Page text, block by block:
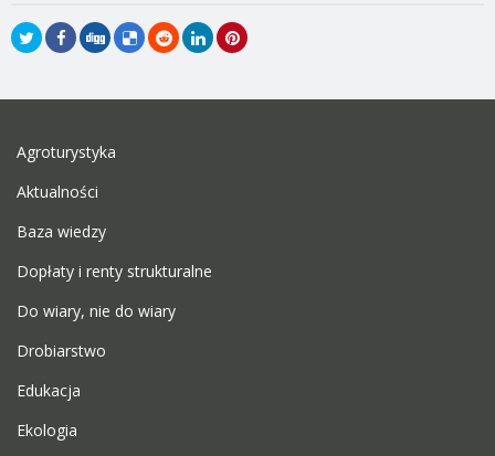
Agroturystyka
Aktualności
Baza wiedzy
Dopłaty i renty strukturalne
Do wiary, nie do wiary
Drobiarstwo
Edukacja
Ekologia